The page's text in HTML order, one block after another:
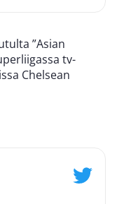
”Asian
tv-
Chelsean